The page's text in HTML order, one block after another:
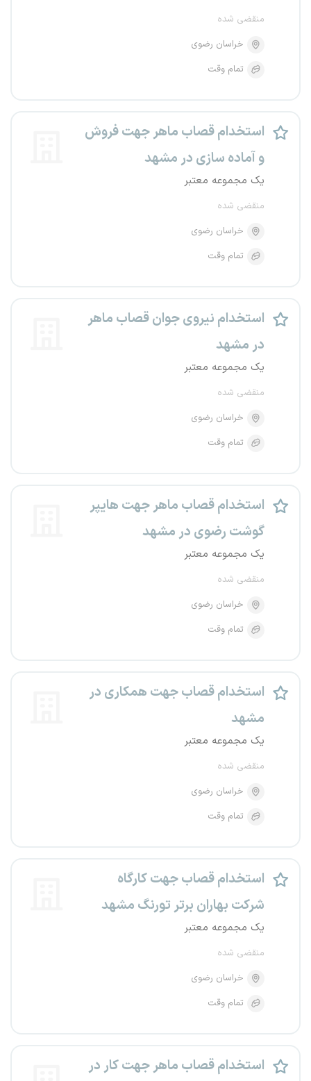
منقضی شده
خراسان رضوی
تمام وقت
استخدام قصاب ماهر جهت فروش
و آماده سازی در مشهد
یک مجموعه معتبر
منقضی شده
خراسان رضوی
تمام وقت
استخدام نیروی جوان قصاب ماهر
در مشهد
یک مجموعه معتبر
منقضی شده
خراسان رضوی
تمام وقت
استخدام قصاب ماهر جهت هایپر
گوشت رضوی در مشهد
یک مجموعه معتبر
منقضی شده
خراسان رضوی
تمام وقت
استخدام قصاب جهت همکاری در
مشهد
یک مجموعه معتبر
منقضی شده
خراسان رضوی
تمام وقت
استخدام قصاب جهت کارگاه
شرکت بهاران برتر تورنگ مشهد
یک مجموعه معتبر
منقضی شده
خراسان رضوی
تمام وقت
استخدام قصاب ماهر جهت کار در